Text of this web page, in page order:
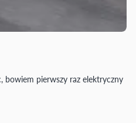
bowiem pierwszy raz elektryczny